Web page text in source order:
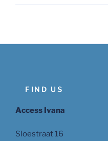
FIND US
Access Ivana
Sloestraat 16